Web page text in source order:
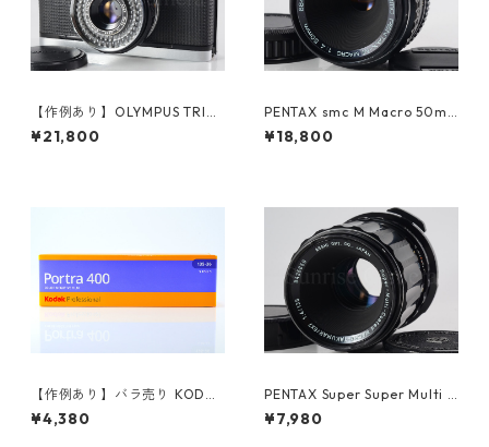
【作例あり】OLYMPUS TRIP3
5 / D.Zuiko 40mm F2.8 ネガ
フィルム付 オリンパス フィル
¥21,800
PENTAX smc M Macro 50m
m F4 Kマウント ペンタックス
(61350)
¥18,800
【作例あり】バラ売り KODAK
PORTRA 400 カラーネガフィ
ルム 36枚撮り バラ売り コダ
¥4,380
PENTAX Super Super Multi C
oated MACRO TAKUMAR 6×
7 135mm F4 ペンタックス (61
¥7,980